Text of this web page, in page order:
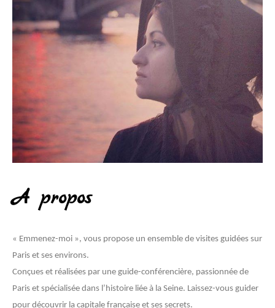
A propos
« Emmenez-moi », vous propose un ensemble de visites guidées sur
Paris et ses environs.
Conçues et réalisées par une guide-conférencière, passionnée de
Paris et spécialisée dans l’histoire liée à la Seine. Laissez-vous guider
pour découvrir la capitale française et ses secrets.